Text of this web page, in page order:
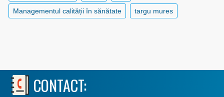
Managementul calității în sănătate targu mures
CONTACT: